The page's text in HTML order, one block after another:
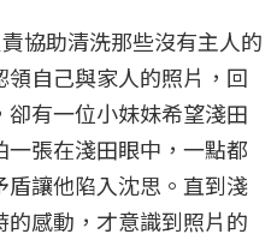
協助清洗那些沒有主人的
自己與家人的照片，回
有一位小妹妹希望淺田
張在淺田眼中，一點都
讓他陷入沈思。直到淺
感動，才意識到照片的